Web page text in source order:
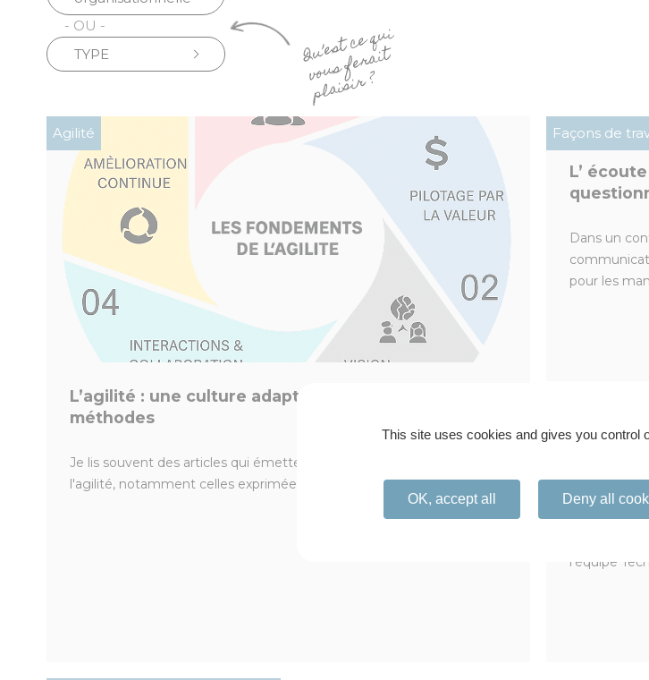
- OU -
TYPE
L’agilité : une culture adaptative au-delà des
méthodes
Je lis souvent des articles qui émettent des critiques légitimes de
l'agilité, notamment celles exprimées dans des analyses...
Agilité
L’
Dans un
pour les
Façons de
Au sein de
l’équipe
This site uses cookies and gives you control
OK, accept all Deny all